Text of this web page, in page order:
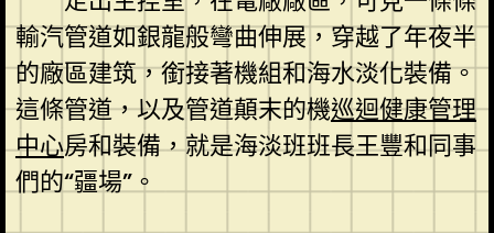
輸汽管道如銀龍般彎曲伸展，穿越了年夜半
的廠區建筑，銜接著機組和海水淡化裝備。
這條管道，以及管道顛末的機巡迴健康管理
中心房和裝備，就是海淡班班長王豐和同事
們的“疆場”。